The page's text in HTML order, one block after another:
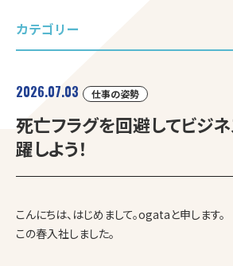
2026.07.03 仕事の姿勢
死亡フラグを回避してビジ
躍しよう！
こんにちは、はじめまして。ogataと申します。
この春入社しました。
カテゴリー